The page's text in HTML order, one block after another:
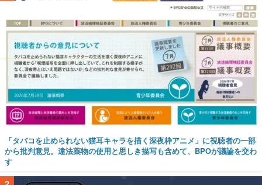
「タバコを止められない猫耳キャラを描く深夜枠アニメ」に視聴者の一部
から批判意見。違法薬物の使用と思しき描写も含めて、BPOが議論を交わ
す